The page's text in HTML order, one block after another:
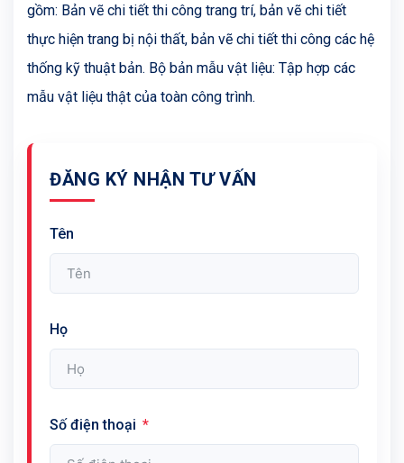
gồm: Bản vẽ chi tiết thi công trang trí, bản vẽ chi tiết
thực hiện trang bị nội thất, bản vẽ chi tiết thi công các hệ
thống kỹ thuật bản. Bộ bản mẫu vật liệu: Tập hợp các
mẫu vật liệu thật của toàn công trình.
ĐĂNG KÝ NHẬN TƯ VẤN
Tên
Họ
Số điện thoại